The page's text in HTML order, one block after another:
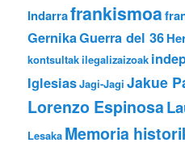
Indarrafrankismoa
GernikaGuerra del 36
kontsultakilegalizaizoak
IglesiasJagi-Jagi Jakue
Lorenzo Espinosa
Lesaka Memoria